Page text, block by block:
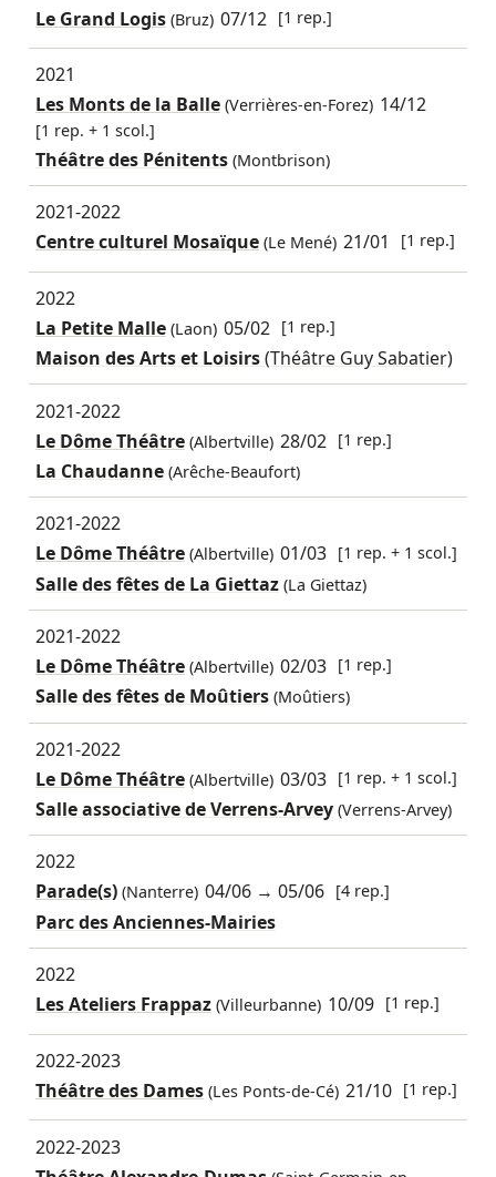
Le Grand Logis(Bruz) 07/12 [1 rep.]
2021
Les Monts de la Balle(Verrières-en-Forez) 14/12
[1 rep. + 1 scol.]
Théâtre des Pénitents (Montbrison)
2021-2022
Centre culturel Mosaïque(Le Mené) 21/01 [1 rep.]
2022
La Petite Malle(Laon) 05/02 [1 rep.]
Maison des Arts et Loisirs(Théâtre Guy Sabatier)
2021-2022
Le Dôme Théâtre(Albertville) 28/02 [1 rep.]
La Chaudanne (Arêche-Beaufort)
2021-2022
Le Dôme Théâtre(Albertville) 01/03 [1 rep. + 1 scol.]
Salle des fêtes de La Giettaz (La Giettaz)
2021-2022
Le Dôme Théâtre(Albertville) 02/03 [1 rep.]
Salle des fêtes de Moûtiers (Moûtiers)
2021-2022
Le Dôme Théâtre(Albertville) 03/03 [1 rep. + 1 scol.]
Salle associative de Verrens-Arvey (Verrens-Arvey)
2022
Parade(s)(Nanterre) 04/06 →05/06 [4 rep.]
Parc des Anciennes-Mairies
2022
Les Ateliers Frappaz(Villeurbanne) 10/09 [1 rep.]
2022-2023
Théâtre des Dames(Les Ponts-de-Cé) 21/10 [1 rep.]
2022-2023